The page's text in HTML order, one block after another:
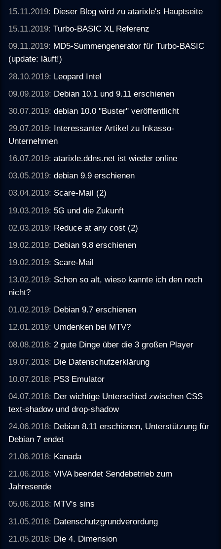
15.11.2019: Dieser Blog wird zu atarixle's Hauptseite
15.11.2019:Turbo-BASIC XL Referenz
09.11.2019: MD5-Summengenerator für Turbo-BASIC
(update: läuft!)
28.10.2019: Leopard Intel
09.09.2019: Debian 10.1 und 9.11 erschienen
30.07.2019:debian 10.0 "Buster" veröffentlicht
29.07.2019: Interessanter Artikel zu Inkasso-
Unternehmen
16.07.2019:atarixle.ddns.net ist wieder online
03.05.2019:debian 9.9 erschienen
03.04.2019: Scare-Mail (2)
19.03.2019: 5G und die Zukunft
02.03.2019: Reduce at any cost (2)
19.02.2019: Debian 9.8 erschienen
19.02.2019: Scare-Mail
13.02.2019: Schon so alt, wieso kannte ich den noch
nicht?
01.02.2019: Debian 9.7 erschienen
12.01.2019: Umdenken bei MTV?
08.08.2018: 2 gute Dinge über die 3 großen Player
19.07.2018: Die Datenschutzerklärung
10.07.2018: PS3 Emulator
04.07.2018: Der wichtige Unterschied zwischen CSS
text-shadow und drop-shadow
24.06.2018: Debian 8.11 erschienen, Unterstützung für
Debian 7 endet
21.06.2018: Kanada
21.06.2018:VIVA beendet Sendebetrieb zum
Jahresende
05.06.2018: MTV's sins
31.05.2018: Datenschutzgrundverordung
21.05.2018: Die 4. Dimension